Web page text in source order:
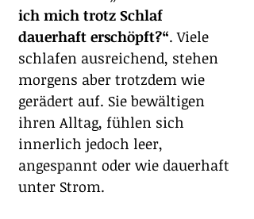
ich mich trotz Schlaf
dauerhaft erschöpft?“. Viele
schlafen ausreichend, stehen
morgens aber trotzdem wie
gerädert auf. Sie bewältigen
ihren Alltag, fühlen sich
innerlich jedoch leer,
angespannt oder wie dauerhaft
unter Strom.